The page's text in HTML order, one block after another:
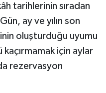
tarihlerinin sıradan
ay ve yılın son
oluşturduğu uyumu
için aylar
rezervasyon